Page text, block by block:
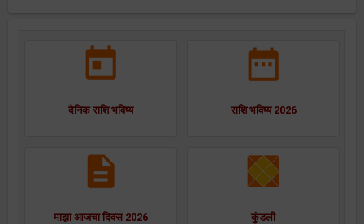
दैनिक राशि भविष्य राशि भविष्य 2026
माझा आजचा दिवस 2026 कुंडली